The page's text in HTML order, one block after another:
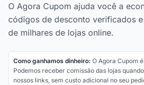
O Agora Cupom ajuda você a
códigos de desconto verificados
de milhares de lojas online.
Como ganhamos dinheiro: O Agora Cupom
Podemos receber comissão das lojas
nossos links, sem custo adicional no seu